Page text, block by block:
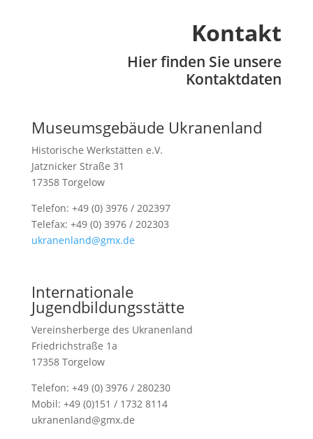
Kontakt
Hier finden Sie unsere
Kontaktdaten
Museumsgebäude Ukranenland
Historische Werkstätten e.V.
Jatznicker Straße 31
17358 Torgelow
Telefon: +49 (0) 3976 / 202397
Telefax: +49 (0) 3976 / 202303
ukranenland@gmx.de
Internationale
Jugendbildungsstätte
Vereinsherberge des Ukranenland
Friedrichstraße 1a
17358 Torgelow
Telefon: +49 (0) 3976 / 280230
Mobil: +49 (0)151 / 1732 8114
ukranenland@gmx.de